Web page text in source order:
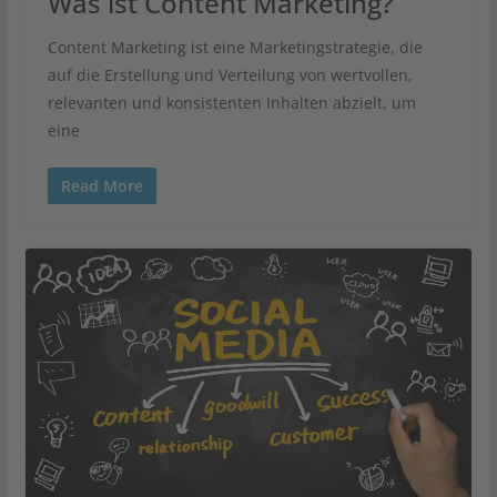
Content Marketing ist eine Marketingstrategie, die
auf die Erstellung und Verteilung von wertvollen,
relevanten und konsistenten Inhalten abzielt, um
eine
Read More